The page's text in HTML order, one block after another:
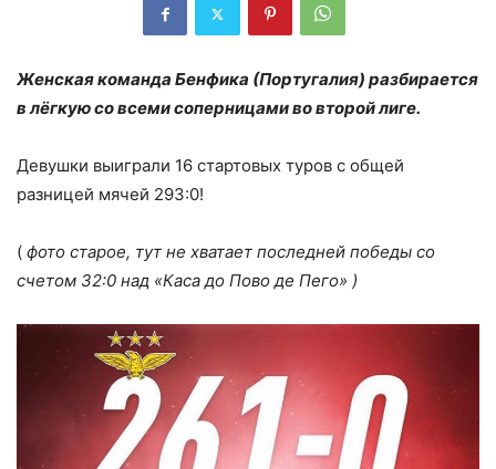
Женская команда Бенфика (Португалия) разбирается
в лёгкую со всеми соперницами во второй лиге.
Девушки выиграли 16 стартовых туров с общей
разницей мячей 293:0!
( фото старое, тут не хватает последней победы со
счетом 32:0 над «Каса до Пово де Пего» )